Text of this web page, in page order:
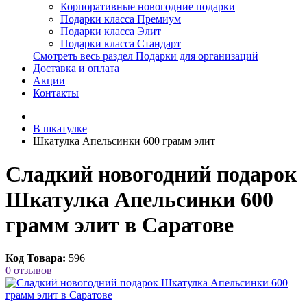
Корпоративные новогодние подарки
Подарки класса Премиум
Подарки класса Элит
Подарки класса Стандарт
Смотреть весь раздел Подарки для организаций
Доставка и оплата
Акции
Контакты
В шкатулке
Шкатулка Апельсинки 600 грамм элит
Сладкий новогодний подарок
Шкатулка Апельсинки 600
грамм элит в Саратове
Код Товара: 596
0 отзывов